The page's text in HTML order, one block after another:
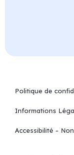
Politique de
Informations
Accessibilité –